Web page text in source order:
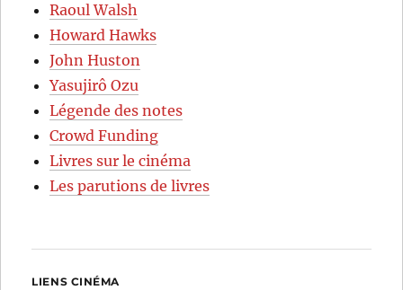
Raoul Walsh
Howard Hawks
John Huston
Yasujirô Ozu
Légende des notes
Crowd Funding
Livres sur le cinéma
Les parutions de livres
LIENS CINÉMA